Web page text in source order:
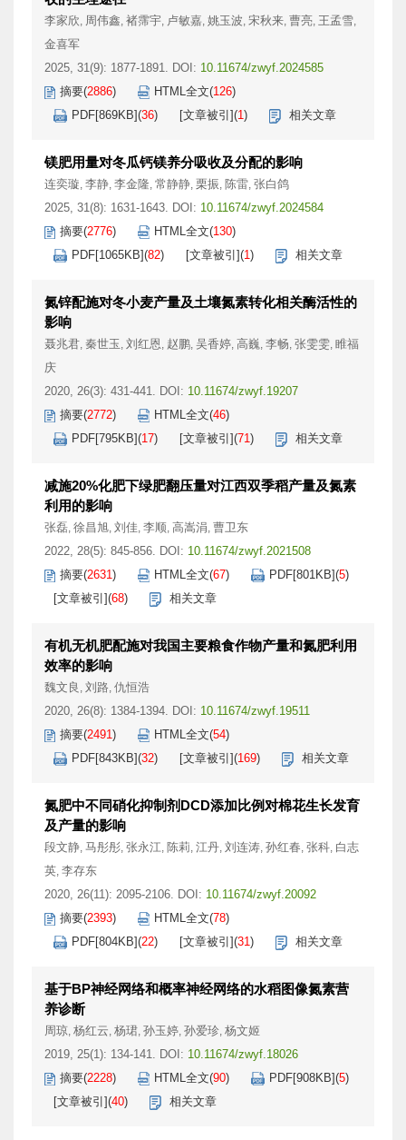
李家欣, 周伟鑫, 褚霈宇, 卢敏嘉, 姚玉波, 宋秋来, 曹亮, 王孟雪,
金喜军
2025, 31(9): 1877-1891. DOI: 10.11674/zwyf.2024585
摘要(2886) HTML全文(126)
PDF[869KB](36) [文章被引](1) 相关文章
镁肥用量对冬瓜钙镁养分吸收及分配的影响
连奕璇, 李静, 李金隆, 常静静, 栗振, 陈雷, 张白鸽
2025, 31(8): 1631-1643. DOI: 10.11674/zwyf.2024584
摘要(2776) HTML全文(130)
PDF[1065KB](82) [文章被引](1) 相关文章
氮锌配施对冬小麦产量及土壤氮素转化相关酶活性的
影响
聂兆君, 秦世玉, 刘红恩, 赵鹏, 吴香婷, 高巍, 李畅, 张雯雯, 睢福
庆
2020, 26(3): 431-441. DOI: 10.11674/zwyf.19207
摘要(2772) HTML全文(46)
PDF[795KB](17) [文章被引](71) 相关文章
减施20%化肥下绿肥翻压量对江西双季稻产量及氮素
利用的影响
张磊, 徐昌旭, 刘佳, 李顺, 高嵩涓, 曹卫东
2022, 28(5): 845-856. DOI: 10.11674/zwyf.2021508
摘要(2631) HTML全文(67) PDF[801KB](5)
[文章被引](68) 相关文章
有机无机肥配施对我国主要粮食作物产量和氮肥利用
效率的影响
魏文良 , 刘路, 仇恒浩
2020, 26(8): 1384-1394. DOI: 10.11674/zwyf.19511
摘要(2491) HTML全文(54)
PDF[843KB](32) [文章被引](169) 相关文章
氮肥中不同硝化抑制剂DCD添加比例对棉花生长发育
及产量的影响
段文静, 马彤彤, 张永江, 陈莉, 江丹, 刘连涛, 孙红春, 张科, 白志
英, 李存东
2020, 26(11): 2095-2106. DOI: 10.11674/zwyf.20092
摘要(2393) HTML全文(78)
PDF[804KB](22) [文章被引](31) 相关文章
基于BP神经网络和概率神经网络的水稻图像氮素营
养诊断
周琼, 杨红云, 杨珺, 孙玉婷, 孙爱珍, 杨文姬
2019, 25(1): 134-141. DOI: 10.11674/zwyf.18026
摘要(2228) HTML全文(90) PDF[908KB](5)
[文章被引](40) 相关文章